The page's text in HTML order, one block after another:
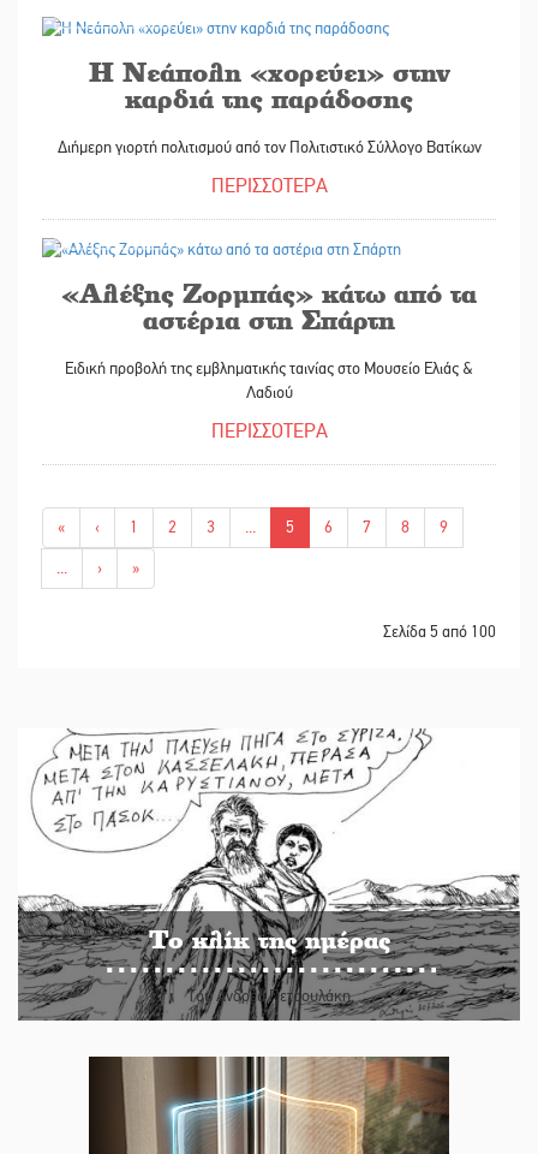
Η Νεάπολη «χορεύει» στην
καρδιά της παράδοσης
Διήμερη γιορτή πολιτισμού από τον Πολιτιστικό Σύλλογο Βατίκων
ΠΕΡΙΣΣΟΤΕΡΑ
«Αλέξης Ζορμπάς» κάτω από τα
αστέρια στη Σπάρτη
Ειδική προβολή της εμβληματικής ταινίας στο Μουσείο Ελιάς &
Λαδιού
ΠΕΡΙΣΣΟΤΕΡΑ
« ‹ 1 2 3 ... 5 6 7 8
9
...
› »
Σελίδα 5 από 100
Το κλίκ της ημέρας
Του Ανδρέα Πετρουλάκη